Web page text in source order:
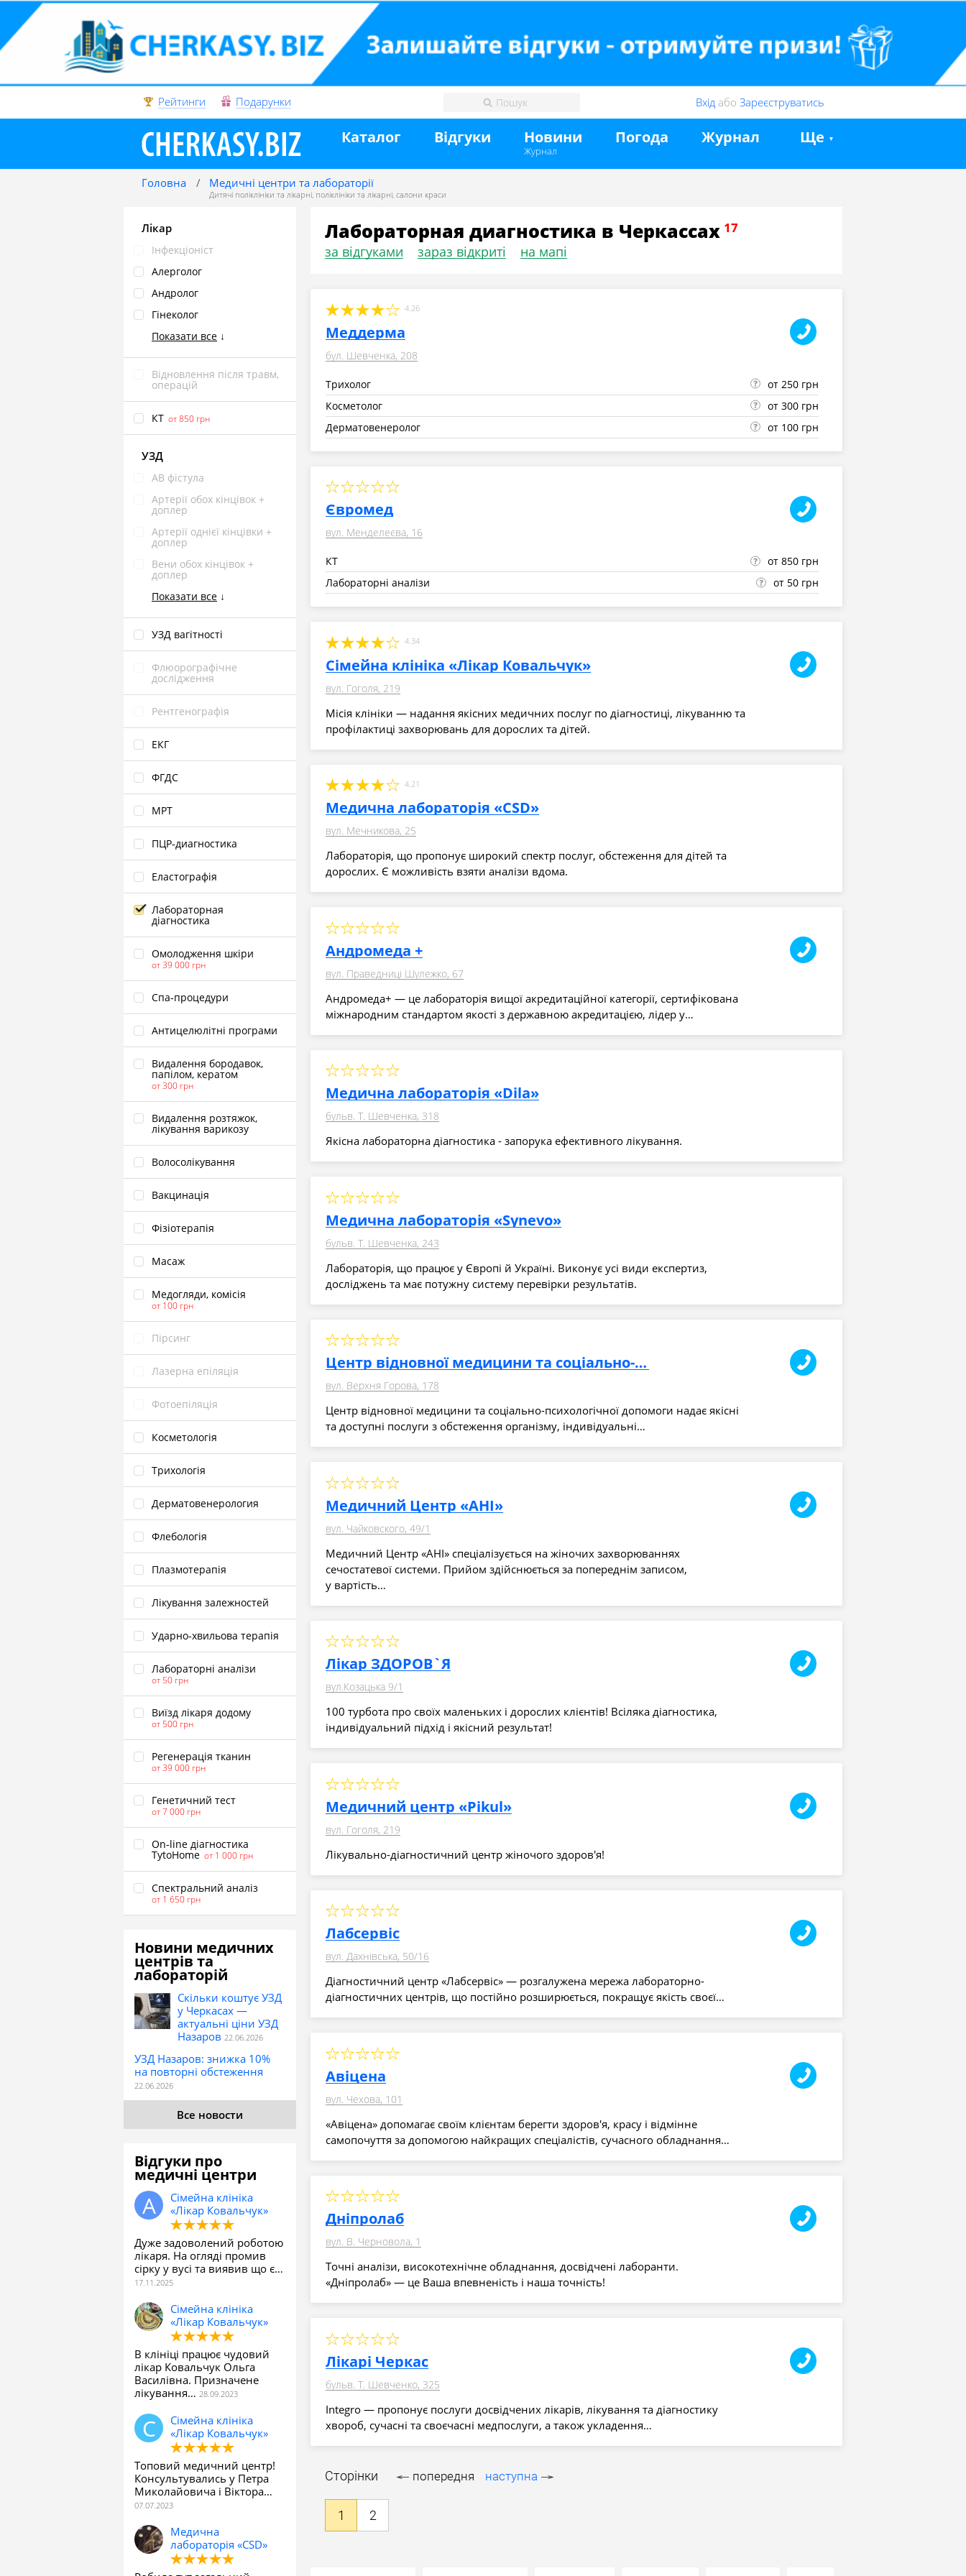
Рейтинги Подарунки Вхід або Зареєструватись
Каталог Відгуки Новини
Журнал
Погода Журнал Ще
Головна Медичні центри та лабораторії
Дитячі поліклініки та лікарні, поліклініки та лікарні, салони краси
Лікар
Інфекціоніст
Алерголог
Андролог
Гінеколог
Показати все ↓
Відновлення після травм,
операцій
КТ от 850 грн
УЗД
АВ фістула
Артерії обох кінцівок +
доплер
Артерії однієї кінцівки +
доплер
Вени обох кінцівок +
доплер
Показати все ↓
УЗД вагітності
Флюорографічне
дослідження
Рентгенографія
ЕКГ
ФГДС
МРТ
ПЦР‑диагностика
Еластографія
Лабораторная
діагностика
Омолодження шкіри
от 39 000 грн
Спа‑процедури
Антицелюлітні програми
Видалення бородавок,
папілом, кератом
от 300 грн
Видалення розтяжок,
лікування варикозу
Волосолікування
Вакцинація
Фізіотерапія
Масаж
Медогляди, комісія
от 100 грн
Пірсинг
Лазерна епіляція
Фотоепіляція
Косметологія
Трихологія
Дерматовенерология
Флебологія
Плазмотерапія
Лікування залежностей
Ударно‑хвильова терапія
Лабораторні аналізи
от 50 грн
Виїзд лікаря додому
от 500 грн
Pегенерація тканин
от 39 000 грн
Генетичний тест
от 7 000 грн
On‑line діагностика
TytoHome от 1 000 грн
Спектральний аналіз
от 1 650 грн
Новини медичних
центрів та
лабораторій
Скільки коштує УЗД
у Черкасах —
актуальні ціни УЗД
Назаров
УЗД Назаров: знижка 10%
на повторні обстеження
Все новости
Відгуки про
медичні центри
Сімейна клініка
«Лікар Ковальчук»
Дуже задоволений роботою
лікаря. На огляді промив
сірку у вусі та виявив що є…
Сімейна клініка
«Лікар Ковальчук»
В клініці працює чудовий
лікар Ковальчук Ольга
Василівна. Призначене
лікування…
Сімейна клініка
«Лікар Ковальчук»
Топовий медичний центр!
Консультувались у Петра
Миколайовича і Віктора…
Медична
лабораторія «CSD»
Лабораторная диагностика в Черкассах
за відгуками зараз відкриті на мапі
4.26
Меддерма
бул. Шевченка, 208
Трихолог
от 250 грн
Косметолог
от 300 грн
Дерматовенеролог
от 100 грн
Євромед
вул. Менделеєва, 16
КТ
от 850 грн
Лабораторні аналізи
от 50 грн
4.34
Сімейна клініка «Лікар Ковальчук»
вул. Гоголя, 219
Місія клініки — надання якісних медичних послуг по діагностиці, лікуванню та
профілактиці захворювань для дорослих та дітей.
4.21
Медична лабораторія «CSD»
вул. Мечникова, 25
Лабораторія, що пропонує широкий спектр послуг, обстеження для дітей та
дорослих. Є можливість взяти аналізи вдома.
Андромеда +
вул. Праведниці Шулежко, 67
Андромеда+ — це лабораторія вищої акредитаційної категорії, сертифікована
міжнародним стандартом якості з державною акредитацією, лідер у…
Медична лабораторія «Dila»
бульв. Т. Шевченка, 318
Якісна лабораторна діагностика - запорука ефективного лікування.
Медична лабораторія «Synevo»
бульв. Т. Шевченка, 243
Лабораторія, що працює у Європі й Україні. Виконує усі види експертиз,
досліджень та має потужну систему перевірки результатів.
Центр відновної медицини та соціально-психологічної допомоги
вул. Верхня Горова, 178
Центр відновної медицини та соціально-психологічної допомоги надає якісні
та доступні послуги з обстеження організму, індивідуальні…
Медичний Центр «АНІ»
вул. Чайковского, 49/1
Медичний Центр «АНІ» спеціалізується на жіночих захворюваннях
сечостатевої системи. Прийом здійснюється за попереднім записом,
у вартість…
Лікар ЗДОРОВ`Я
вул.Козацька 9/1
100 турбота про своїх маленьких і дорослих клієнтів! Всіляка діагностика,
індивідуальний підхід і якісний результат!
Медичний центр «Pikul»
вул. Гоголя, 219
Лікувально-діагностичний центр жіночого здоров'я!
Лабсервіс
вул. Дахнівська, 50/16
Діагностичний центр «Лабсервіс» — розгалужена мережа лабораторно-
діагностичних центрів, що постійно розширюється, покращує якість своєї…
Авіцена
вул. Чехова, 101
«Авіцена» допомагає своїм клієнтам берегти здоров'я, красу і відмінне
самопочуття за допомогою найкращих спеціалістів, сучасного обладнання…
Дніпролаб
вул. В. Черновола, 1
Точні аналізи, високотехнічне обладнання, досвідчені лаборанти.
«Дніпролаб» — це Ваша впевненість і наша точність!
Лікарі Черкас
бульв. Т. Шевченко, 325
Integro — пропонує послуги досвідчених лікарів, лікування та діагностику
хвороб, сучасні та своєчасні медпослуги, а також укладення…
Сторінки попередня наступна
1 2